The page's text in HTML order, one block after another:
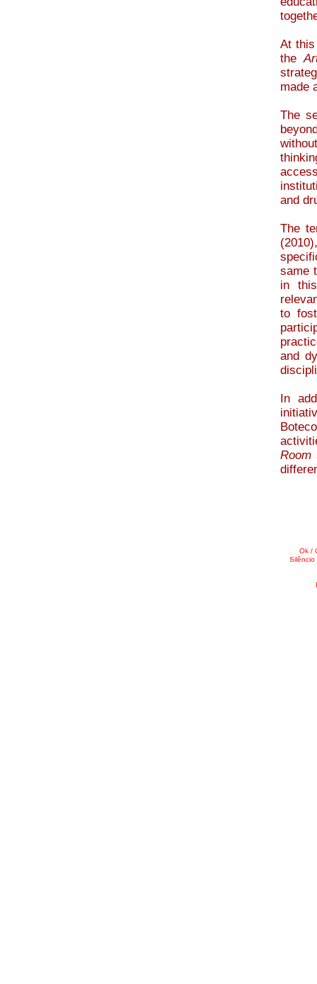
At
the
made
The
and
The
same
in
to
and
In
Room
Ok /
Silêncio